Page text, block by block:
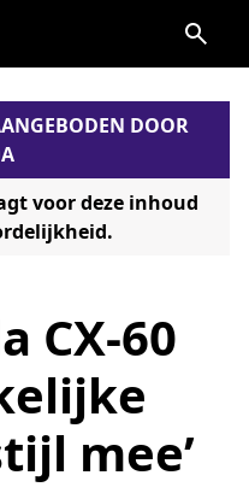
DOOR
voor deze inhoud
CX-60
mee’